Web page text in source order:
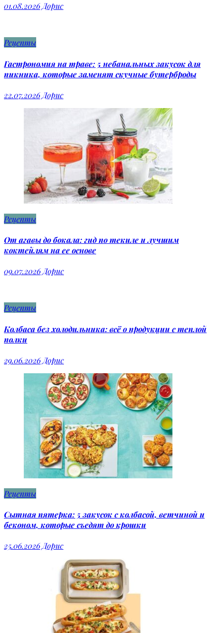
01.08.2026Дорис
Рецепты
Гастрономия на траве: 5 небанальных закусок для
пикника, которые заменят скучные бутерброды
22.07.2026 Дорис
Рецепты
От агавы до бокала: гид по текиле и лучшим
коктейлям на ее основе
09.07.2026Дорис
Рецепты
Колбаса без холодильника: всё о продукции с теплой
полки
29.06.2026 Дорис
Рецепты
Сытная пятерка: 5 закусок с колбасой, ветчиной и
беконом, которые съедят до крошки
25.06.2026Дорис